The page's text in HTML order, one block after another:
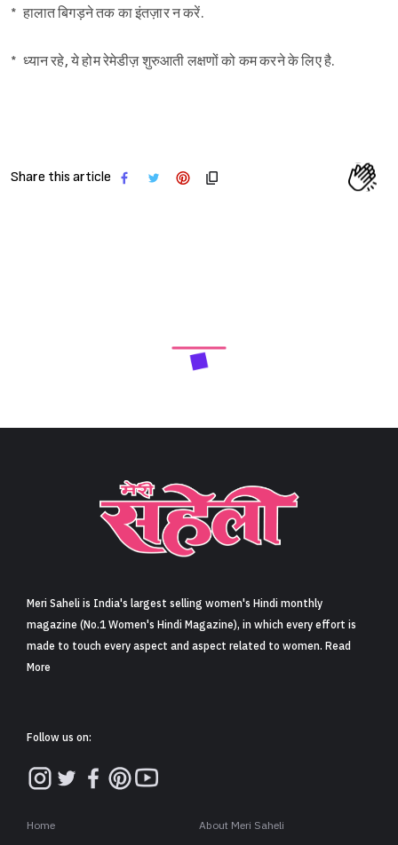
* हालात बिगड़ने तक का इंतज़ार न करें.
* ध्यान रहे, ये होम रेमेडीज़ शुरुआती लक्षणों को कम करने के लिए है.
Share this article
Meri Saheli is India's largest selling women's Hindi monthly
magazine (No.1 Women's Hindi Magazine), in which every effort is
made to touch every aspect and aspect related to women. Read
More
Follow us on:
Home About Meri Saheli